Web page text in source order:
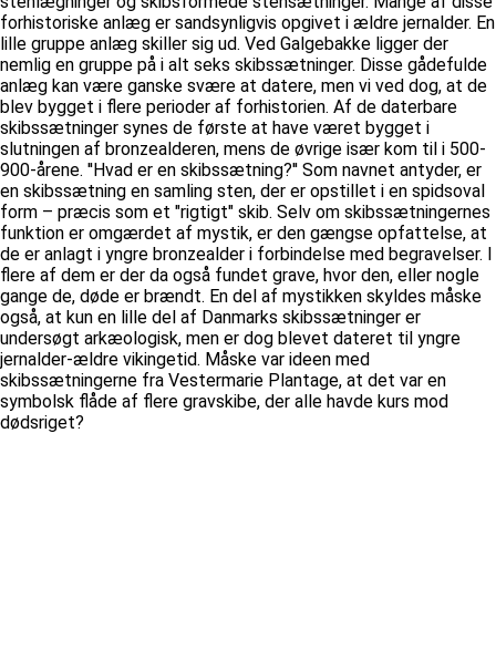
forhistoriske anlæg er sandsynligvis opgivet i ældre jernalder. En
lille gruppe anlæg skiller sig ud. Ved Galgebakke ligger der
nemlig en gruppe på i alt seks skibssætninger. Disse gådefulde
anlæg kan være ganske svære at datere, men vi ved dog, at de
blev bygget i flere perioder af forhistorien. Af de daterbare
skibssætninger synes de første at have været bygget i
slutningen af bronzealderen, mens de øvrige især kom til i 500-
900-årene. ''Hvad er en skibssætning?'' Som navnet antyder, er
en skibssætning en samling sten, der er opstillet i en spidsoval
form – præcis som et "rigtigt" skib. Selv om skibssætningernes
funktion er omgærdet af mystik, er den gængse opfattelse, at
de er anlagt i yngre bronzealder i forbindelse med begravelser. I
flere af dem er der da også fundet grave, hvor den, eller nogle
gange de, døde er brændt. En del af mystikken skyldes måske
også, at kun en lille del af Danmarks skibssætninger er
undersøgt arkæologisk, men er dog blevet dateret til yngre
jernalder-ældre vikingetid. Måske var ideen med
skibssætningerne fra Vestermarie Plantage, at det var en
symbolsk flåde af flere gravskibe, der alle havde kurs mod
dødsriget?